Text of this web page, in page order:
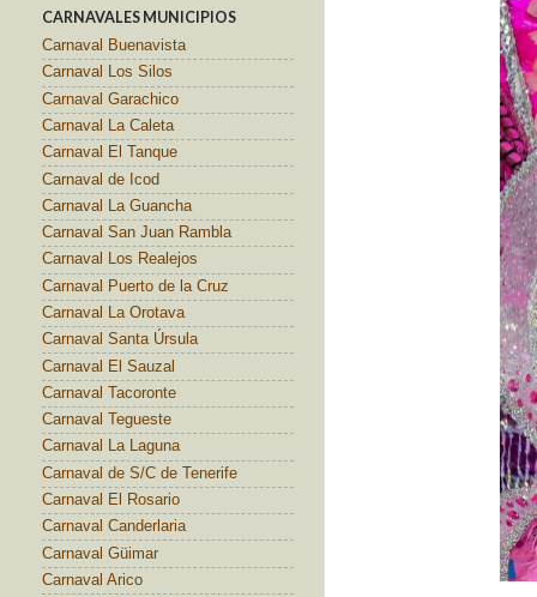
CARNAVALES MUNICIPIOS
Carnaval Buenavista
Carnaval Los Silos
Carnaval Garachico
Carnaval La Caleta
Carnaval El Tanque
Carnaval de Icod
Carnaval La Guancha
Carnaval San Juan Rambla
Carnaval Los Realejos
Carnaval Puerto de la Cruz
Carnaval La Orotava
Carnaval Santa Úrsula
Carnaval El Sauzal
Carnaval Tacoronte
Carnaval Tegueste
Carnaval La Laguna
Carnaval de S/C de Tenerife
Carnaval El Rosario
Carnaval Canderlaria
Carnaval Güimar
Carnaval Arico